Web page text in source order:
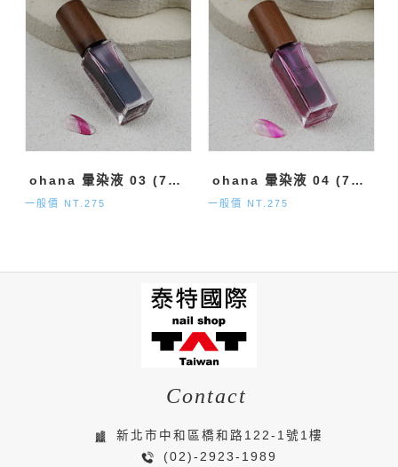
ohana 暈染液 03 (7ml)
一般價 NT.275
ohana 暈染液 04 (7ml)
一般價 NT.275
Contact
新北市中和區橋和路122-1號1樓
(02)-2923-1989